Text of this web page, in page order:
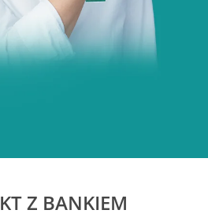
Z BANKIEM